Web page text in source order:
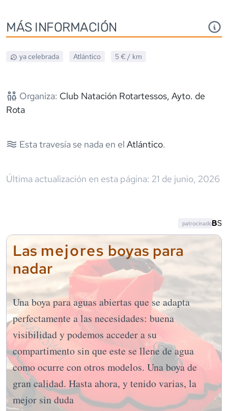
MÁS INFORMACIÓN
ya celebrada Atlántico 5 € / km
Organiza: Club Natación Rotartessos, Ayto. de
Rota
Esta travesía se nada en el Atlántico.
Última actualización en esta página: 21 de junio, 2026
Las mejores boyas para
nadar
Una boya para aguas abiertas que se adapta
perfectamente a las necesidades: buena
visibilidad y podemos acceder a su
compartimento sin que este se llene de agua
como ocurre con otros modelos. Una boya de
gran calidad. Hasta ahora, y tenido varias, la
mejor sin duda
patrocinado